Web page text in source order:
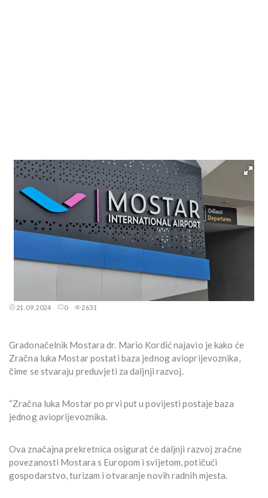
21.09.2024 0 2631
Gradonačelnik Mostara dr. Mario Kordić najavio je kako će
Zračna luka Mostar postati baza jednog avioprijevoznika,
čime se stvaraju preduvjeti za daljnji razvoj.
“Zračna luka Mostar po prvi put u povijesti postaje baza
jednog avioprijevoznika.
Ova značajna prekretnica osigurat će daljnji razvoj zračne
povezanosti Mostara s Europom i svijetom, potičući
gospodarstvo, turizam i otvaranje novih radnih mjesta.